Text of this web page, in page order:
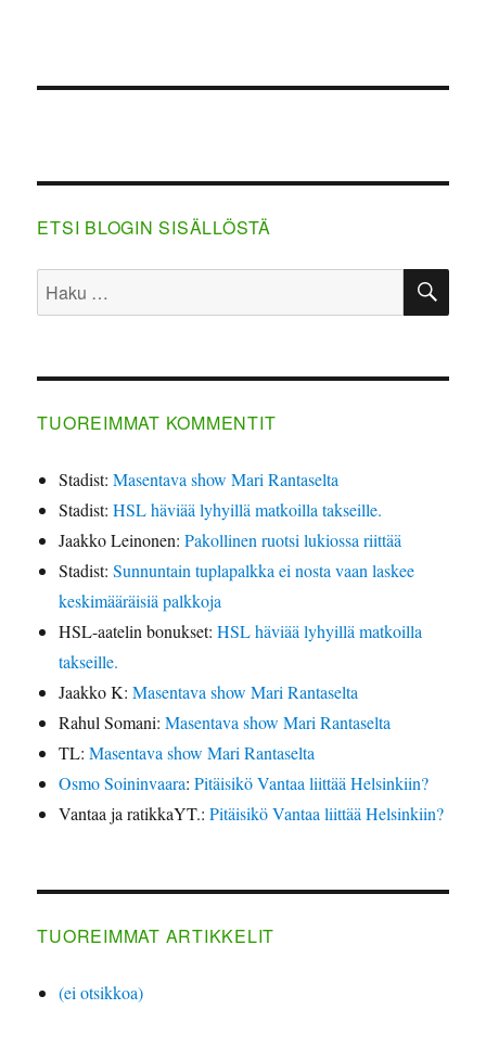
ETSI BLOGIN SISÄLLÖSTÄ
Etsi:
TUOREIMMAT KOMMENTIT
Stadist:Masentava show Mari Rantaselta
Stadist:HSL häviää lyhyillä matkoilla takseille.
Jaakko Leinonen:Pakollinen ruotsi lukiossa riittää
Stadist:Sunnuntain tuplapalkka ei nosta vaan laskee
keskimääräisiä palkkoja
HSL-aatelin bonukset:HSL häviää lyhyillä matkoilla
takseille.
Jaakko K:Masentava show Mari Rantaselta
Rahul Somani:Masentava show Mari Rantaselta
TL:Masentava show Mari Rantaselta
Osmo Soininvaara:Pitäisikö Vantaa liittää Helsinkiin?
Vantaa ja ratikkaYT.:Pitäisikö Vantaa liittää Helsinkiin?
TUOREIMMAT ARTIKKELIT
(ei otsikkoa)